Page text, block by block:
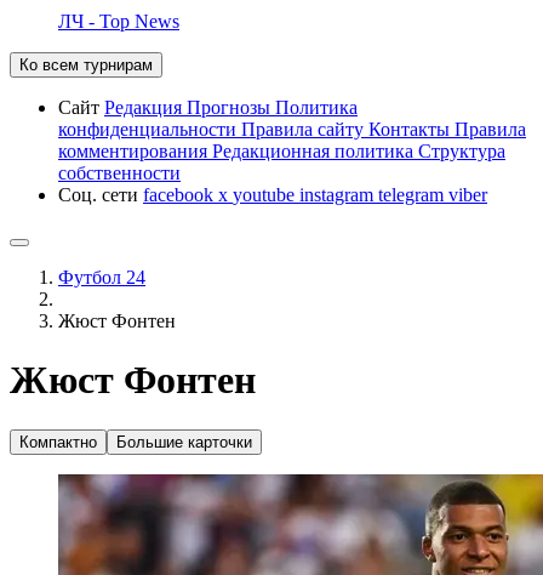
ЛЧ - Top News
Ко всем турнирам
Сайт Редакция Прогнозы Политика
конфиденциальности Правила сайту Контакты Правила
комментирования Редакционная политика Структура
собственности
Соц. сети facebook x youtube instagram telegram viber
Футбол 24
Жюст Фонтен
Жюст Фонтен
Компактно Большие карточки